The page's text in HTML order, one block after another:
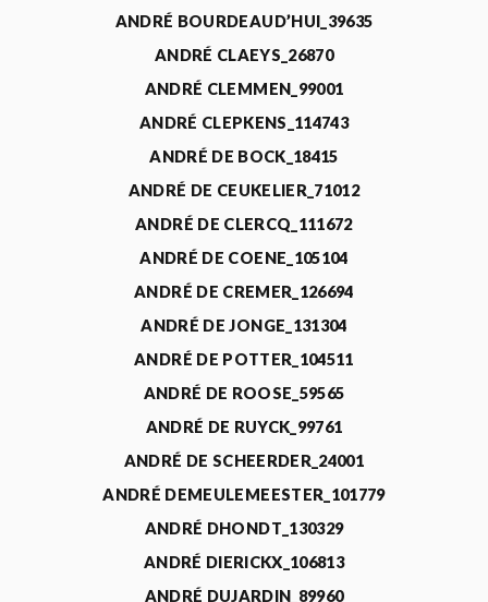
ANDRÉ BOURDEAUD’HUI_39635
ANDRÉ CLAEYS_26870
ANDRÉ CLEMMEN_99001
ANDRÉ CLEPKENS_114743
ANDRÉ DE BOCK_18415
ANDRÉ DE CEUKELIER_71012
ANDRÉ DE CLERCQ_111672
ANDRÉ DE COENE_105104
ANDRÉ DE CREMER_126694
ANDRÉ DE JONGE_131304
ANDRÉ DE POTTER_104511
ANDRÉ DE ROOSE_59565
ANDRÉ DE RUYCK_99761
ANDRÉ DE SCHEERDER_24001
ANDRÉ DEMEULEMEESTER_101779
ANDRÉ DHONDT_130329
ANDRÉ DIERICKX_106813
ANDRÉ DUJARDIN_89960